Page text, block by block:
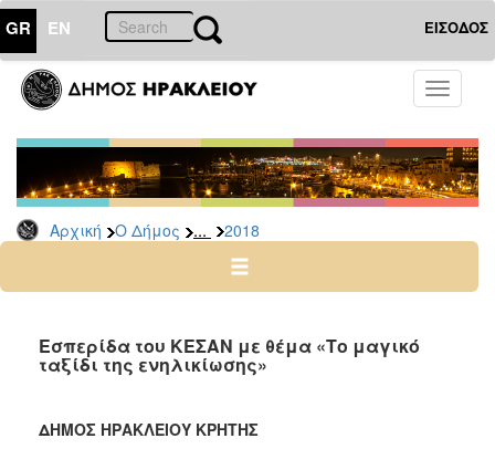
GR EN ΕΙΣΟΔΟΣ
Toggle
Αρχική Ο Δήμος ... 2018
ΔΗΜΟΣ
Δελτία
Τύπου
Αρχείο
2026
2024
2022
2020
Εσπερίδα του ΚΕΣΑΝ με θέμα «Το μαγικό
ταξίδι της ενηλικίωσης»
ΔΗΜΟΣ ΗΡΑΚΛΕΙΟΥ ΚΡΗΤΗΣ